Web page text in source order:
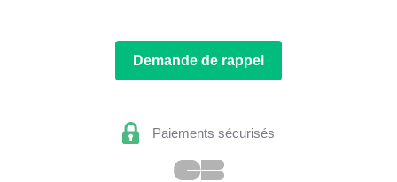
Demande de rappel
Paiements sécurisés